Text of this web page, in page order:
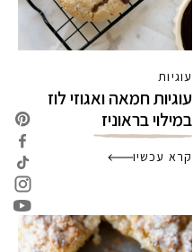
עוגיות
עוגיות חמאה ואגוזי לוז
במילוי בראוניז
קרא עכשיו